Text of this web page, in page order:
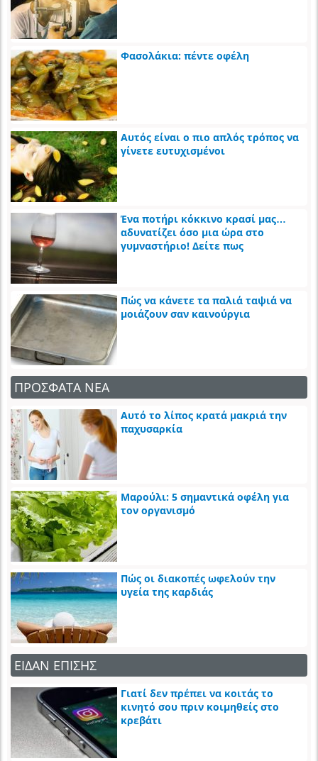
Φασολάκια: πέντε οφέλη
Αυτός είναι ο πιο απλός τρόπος να
γίνετε ευτυχισμένοι
Ένα ποτήρι κόκκινο κρασί μας…
αδυνατίζει όσο μια ώρα στο
γυμναστήριο! Δείτε πως
Πώς να κάνετε τα παλιά ταψιά να
μοιάζουν σαν καινούργια
ΠΡΟΣΦΑΤΑ ΝΕΑ
Αυτό το λίπος κρατά μακριά την
παχυσαρκία
Μαρούλι: 5 σημαντικά οφέλη για
τον οργανισμό
Πώς οι διακοπές ωφελούν την
υγεία της καρδιάς
ΕΙΔΑΝ ΕΠΙΣΗΣ
Γιατί δεν πρέπει να κοιτάς το
κινητό σου πριν κοιμηθείς στο
κρεβάτι